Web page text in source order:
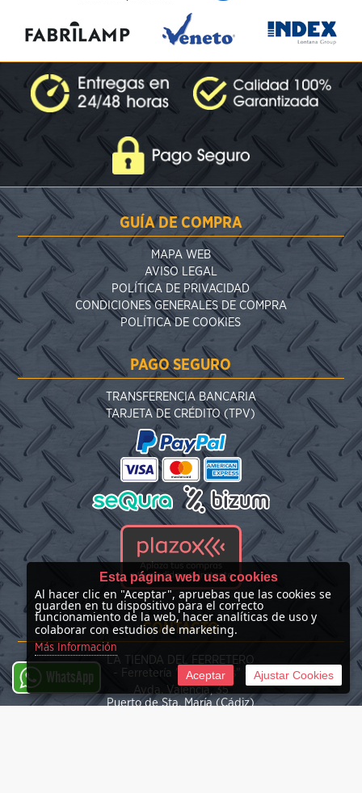
GUÍA DE COMPRA
MAPA WEB
AVISO LEGAL
POLÍTICA DE PRIVACIDAD
CONDICIONES GENERALES DE COMPRA
POLÍTICA DE COOKIES
PAGO SEGURO
TRANSFERENCIA BANCARIA
TARJETA DE CRÉDITO (TPV)
CONTACTO
LA TIENDA DEL FERRETERO
- Ferretería "Las Nieves" -
Avda. Valencia, 35
Puerto de Sta. María (Cádiz)
WhatsApp
Esta página web usa cookies
Al hacer clic en "Aceptar", apruebas que las cookies se
guarden en tu dispositivo para el correcto
funcionamiento de la web, hacer analíticas de uso y
colaborar con estudios de marketing.
Más Información
Aceptar Ajustar Cookies